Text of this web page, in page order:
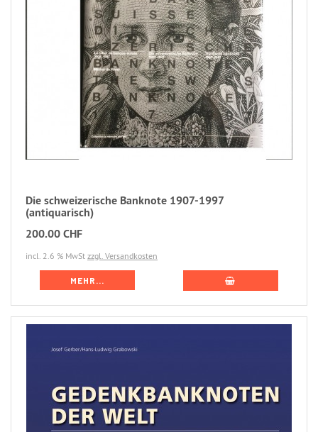
Die schweizerische Banknote 1907-1997
(antiquarisch)
200.00 CHF
incl. 2.6 % MwSt zzgl. Versandkosten
MEHR...